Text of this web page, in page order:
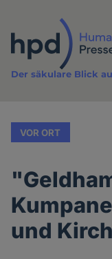
Inhalt
Der säkulare Blick
VOR ORT
und